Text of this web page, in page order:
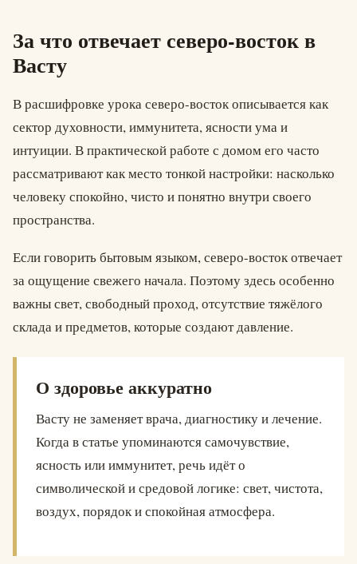
За что отвечает северо-восток в
Васту
В расшифровке урока северо-восток описывается как
сектор духовности, иммунитета, ясности ума и
интуиции. В практической работе с домом его часто
рассматривают как место тонкой настройки: насколько
человеку спокойно, чисто и понятно внутри своего
пространства.
Если говорить бытовым языком, северо-восток отвечает
за ощущение свежего начала. Поэтому здесь особенно
важны свет, свободный проход, отсутствие тяжёлого
склада и предметов, которые создают давление.
О здоровье аккуратно
Васту не заменяет врача, диагностику и лечение.
Когда в статье упоминаются самочувствие,
ясность или иммунитет, речь идёт о
символической и средовой логике: свет, чистота,
воздух, порядок и спокойная атмосфера.